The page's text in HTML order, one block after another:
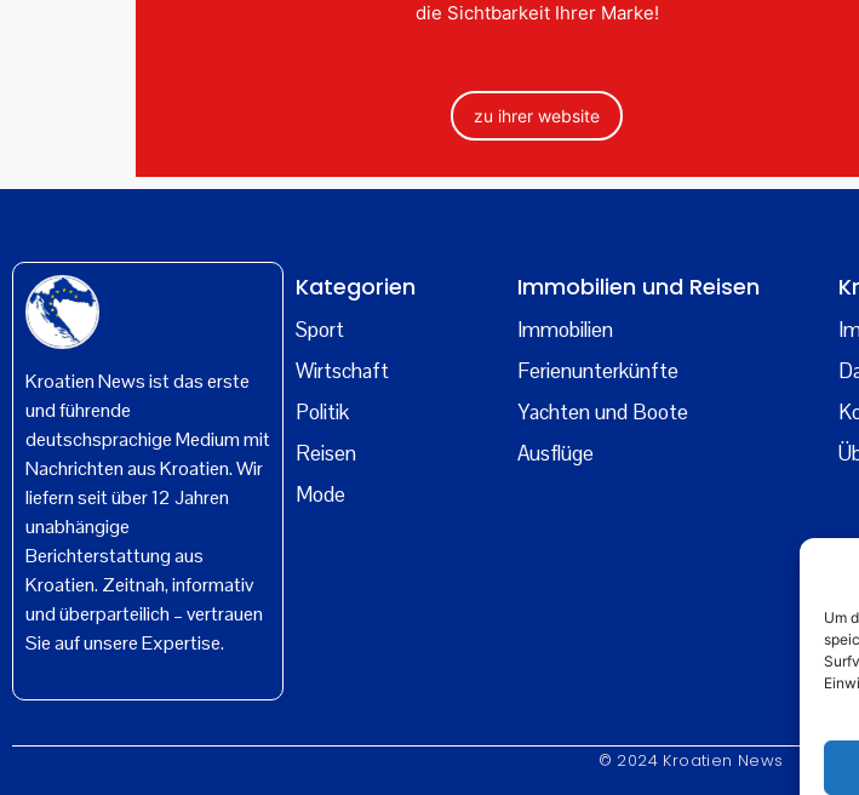
Um
die Sichtbarkeit Ihrer Marke!
zu ihrer website
Kroatien News ist das erste
und führende
deutschsprachige Medium mit
Nachrichten aus Kroatien. Wir
liefern seit über 12 Jahren
unabhängige
Berichterstattung aus
Kroatien. Zeitnah, informativ
und überparteilich – vertrauen
Sie auf unsere Expertise.
Kategorien
Sport
Wirtschaft
Politik
Reisen
Mode
Immobilien und Reisen
Immobilien
Ferienunterkünfte
Yachten und Boote
Ausflüge
© 2024 Kroatien News